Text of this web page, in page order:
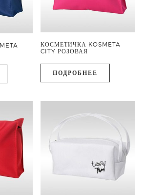
КОСМЕТИЧКА KOSMETA
CITY РОЗОВАЯ
ПОДРОБНЕЕ